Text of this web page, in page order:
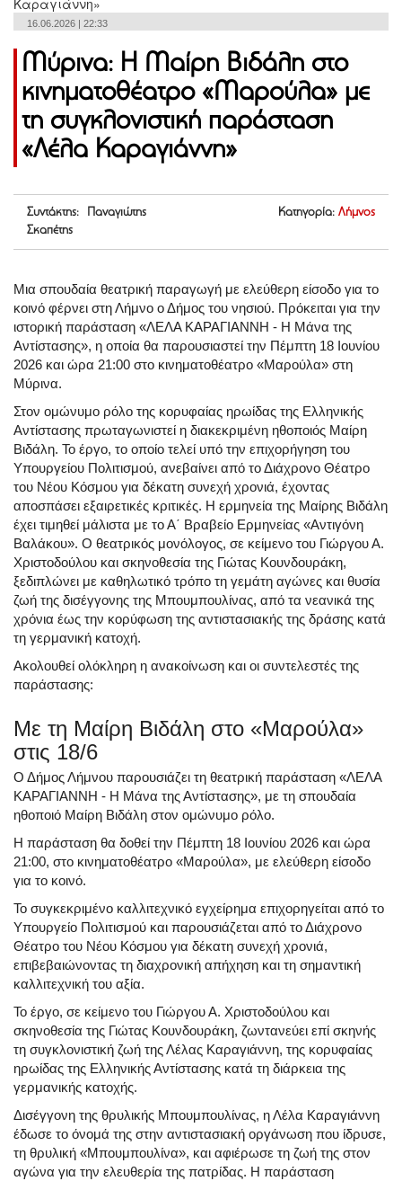
16.06.2026 | 22:33
Μύρινα: Η Μαίρη Βιδάλη στο
κινηματοθέατρο «Μαρούλα» με
τη συγκλονιστική παράσταση
«Λέλα Καραγιάννη»
Συντάκτης: Παναγιώτης
Σκαπέτης
Κατηγορία: Λήμνος
Μια σπουδαία θεατρική παραγωγή με ελεύθερη είσοδο για το
κοινό φέρνει στη Λήμνο ο Δήμος του νησιού. Πρόκειται για την
ιστορική παράσταση «ΛΕΛΑ ΚΑΡΑΓΙΑΝΝΗ - Η Μάνα της
Αντίστασης», η οποία θα παρουσιαστεί την Πέμπτη 18 Ιουνίου
2026 και ώρα 21:00 στο κινηματοθέατρο «Μαρούλα» στη
Μύρινα.
Στον ομώνυμο ρόλο της κορυφαίας ηρωίδας της Ελληνικής
Αντίστασης πρωταγωνιστεί η διακεκριμένη ηθοποιός Μαίρη
Βιδάλη. Το έργο, το οποίο τελεί υπό την επιχορήγηση του
Υπουργείου Πολιτισμού, ανεβαίνει από το Διάχρονο Θέατρο
του Νέου Κόσμου για δέκατη συνεχή χρονιά, έχοντας
αποσπάσει εξαιρετικές κριτικές. Η ερμηνεία της Μαίρης Βιδάλη
έχει τιμηθεί μάλιστα με το Α΄ Βραβείο Ερμηνείας «Αντιγόνη
Βαλάκου». Ο θεατρικός μονόλογος, σε κείμενο του Γιώργου Α.
Χριστοδούλου και σκηνοθεσία της Γιώτας Κουνδουράκη,
ξεδιπλώνει με καθηλωτικό τρόπο τη γεμάτη αγώνες και θυσία
ζωή της δισέγγονης της Μπουμπουλίνας, από τα νεανικά της
χρόνια έως την κορύφωση της αντιστασιακής της δράσης κατά
τη γερμανική κατοχή.
Ακολουθεί ολόκληρη η ανακοίνωση και οι συντελεστές της
παράστασης:
Με τη Μαίρη Βιδάλη στο «Μαρούλα»
στις 18/6
Ο Δήμος Λήμνου παρουσιάζει τη θεατρική παράσταση «ΛΕΛΑ
ΚΑΡΑΓΙΑΝΝΗ - Η Μάνα της Αντίστασης», με τη σπουδαία
ηθοποιό Μαίρη Βιδάλη στον ομώνυμο ρόλο.
Η παράσταση θα δοθεί την Πέμπτη 18 Ιουνίου 2026 και ώρα
21:00, στο κινηματοθέατρο «Μαρούλα», με ελεύθερη είσοδο
για το κοινό.
Το συγκεκριμένο καλλιτεχνικό εγχείρημα επιχορηγείται από το
Υπουργείο Πολιτισμού και παρουσιάζεται από το Διάχρονο
Θέατρο του Νέου Κόσμου για δέκατη συνεχή χρονιά,
επιβεβαιώνοντας τη διαχρονική απήχηση και τη σημαντική
καλλιτεχνική του αξία.
Το έργο, σε κείμενο του Γιώργου Α. Χριστοδούλου και
σκηνοθεσία της Γιώτας Κουνδουράκη, ζωντανεύει επί σκηνής
τη συγκλονιστική ζωή της Λέλας Καραγιάννη, της κορυφαίας
ηρωίδας της Ελληνικής Αντίστασης κατά τη διάρκεια της
γερμανικής κατοχής.
Δισέγγονη της θρυλικής Μπουμπουλίνας, η Λέλα Καραγιάννη
έδωσε το όνομά της στην αντιστασιακή οργάνωση που ίδρυσε,
τη θρυλική «Μπουμπουλίνα», και αφιέρωσε τη ζωή της στον
αγώνα για την ελευθερία της πατρίδας. Η παράσταση